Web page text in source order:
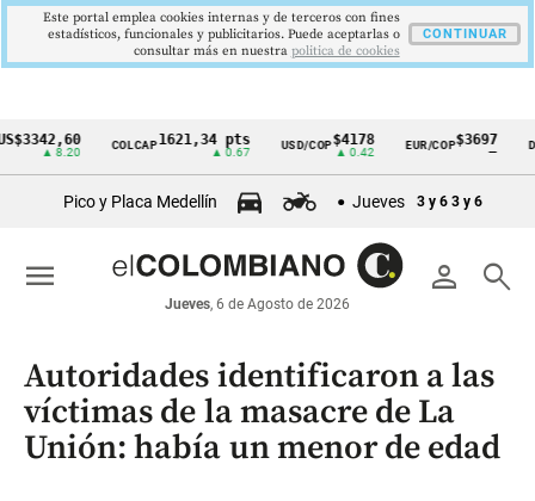
Cintillo
económicos
Colombia
COLCAP1621,34 pts USD/COP$4178
▲ 0.42
EUR/COP$3697
—
Pico y Placa Medellín Jueves 3 y 6 3 y 6
person search
Jueves, 6 de Agosto de 2026
menu
Autoridades identificaron a las
víctimas de la masacre de La
Unión: había un menor de edad
Este portal emplea cookies internas y de terceros con fines
estadísticos, funcionales y publicitarios. Puede aceptarlas o
consultar más en nuestra politica de cookies
CONTINUAR